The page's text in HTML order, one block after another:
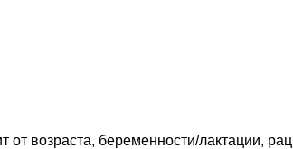
от возраста, беременности/лактации,